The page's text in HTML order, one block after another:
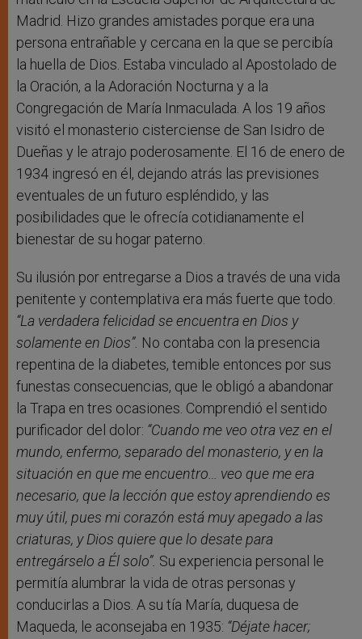
Madrid. Hizo grandes amistades porque era una
persona entrañable y cercana en la que se percibía
la huella de Dios. Estaba vinculado al Apostolado de
la Oración, a la Adoración Nocturna y a la
Congregación de María Inmaculada. A los 19 años
visitó el monasterio cisterciense de San Isidro de
Dueñas y le atrajo poderosamente. El 16 de enero de
1934 ingresó en él, dejando atrás las previsiones
eventuales de un futuro espléndido, y las
posibilidades que le ofrecía cotidianamente el
bienestar de su hogar paterno.
Su ilusión por entregarse a Dios a través de una vida
penitente y contemplativa era más fuerte que todo.
“La verdadera felicidad se encuentra en Dios y
solamente en Dios”. No contaba con la presencia
repentina de la diabetes, temible entonces por sus
funestas consecuencias, que le obligó a abandonar
la Trapa en tres ocasiones. Comprendió el sentido
purificador del dolor: “Cuando me veo otra vez en el
mundo, enfermo, separado del monasterio, y en la
situación en que me encuentro… veo que me era
necesario, que la lección que estoy aprendiendo es
muy útil, pues mi corazón está muy apegado a las
criaturas, y Dios quiere que lo desate para
entregárselo a Él solo”. Su experiencia personal le
permitía alumbrar la vida de otras personas y
conducirlas a Dios. A su tía María, duquesa de
Maqueda, le aconsejaba en 1935: “Déjate hacer;